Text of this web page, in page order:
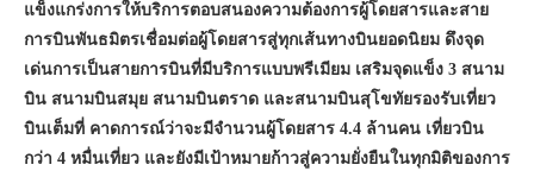
แข็งแกร่งการให้บริการตอบสนองความต้องการผู้โดยสารและสาย
การบินพันธมิตรเชื่อมต่อผู้โดยสารสู่ทุกเส้นทางบินยอดนิยม ดึงจุด
เด่นการเป็นสายการบินที่มีบริการแบบพรีเมียม เสริมจุดแข็ง 3 สนาม
บิน สนามบินสมุย สนามบินตราด และสนามบินสุโขทัยรองรับเที่ยว
บินเต็มที่ คาดการณ์ว่าจะมีจำนวนผู้โดยสาร 4.4 ล้านคน เที่ยวบิน
กว่า 4 หมื่นเที่ยว และยังมีเป้าหมายก้าวสู่ความยั่งยืนในทุกมิติของการ